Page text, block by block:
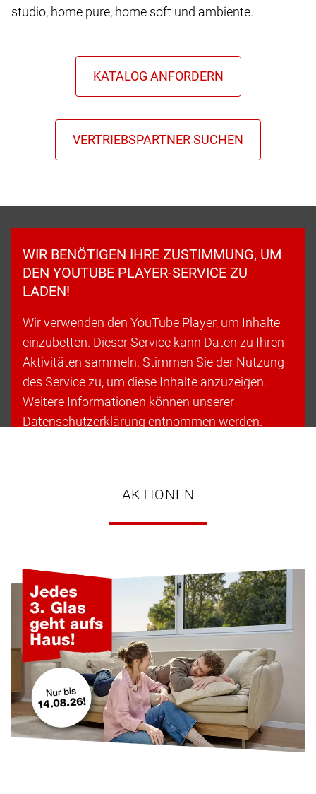
studio, home pure, home soft und ambiente.
WIR BENÖTIGEN IHRE ZUSTIMMUNG, UM
DEN YOUTUBE PLAYER-SERVICE ZU
LADEN!
Wir verwenden den YouTube Player, um Inhalte
einzubetten. Dieser Service kann Daten zu Ihren
Aktivitäten sammeln. Stimmen Sie der Nutzung
des Service zu, um diese Inhalte anzuzeigen.
Weitere Informationen können unserer
Datenschutzerklärung entnommen werden.
AKTIONEN